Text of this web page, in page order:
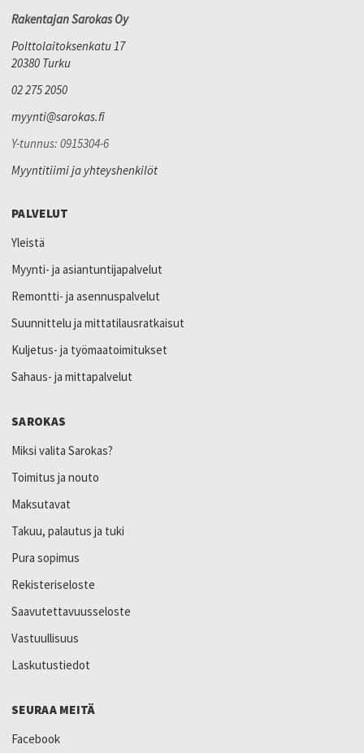
Rakentajan Sarokas Oy
Polttolaitoksenkatu 17
20380 Turku
02 275 2050
myynti@sarokas.fi
Y-tunnus: 0915304-6
Myyntitiimi ja yhteyshenkilöt
PALVELUT
Yleistä
Myynti- ja asiantuntijapalvelut
Remontti- ja asennuspalvelut
Suunnittelu ja mittatilausratkaisut
Kuljetus- ja työmaatoimitukset
Sahaus- ja mittapalvelut
SAROKAS
Miksi valita Sarokas?
Toimitus ja nouto
Maksutavat
Takuu, palautus ja tuki
Pura sopimus
Rekisteriseloste
Saavutettavuusseloste
Vastuullisuus
Laskutustiedot
SEURAA MEITÄ
Facebook